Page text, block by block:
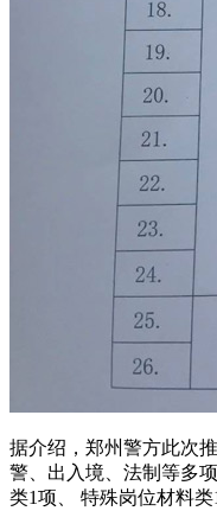
据介绍，郑州警方此次
警、出入境、法制等多
类1项、 特殊岗位材料类